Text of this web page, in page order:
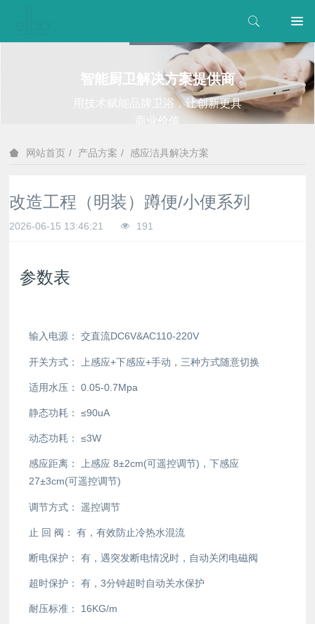
智能厨卫解决方案提供商
用技术赋能品牌卫浴，让创新更具
商业价值
网站首页 产品方案 感应洁具解决方案
改造工程（明装）蹲便/小便系列
2026-06-15 13:46:21 191
参数表
输入电源： 交直流DC6V&AC110-220V
开关方式： 上感应+下感应+手动，三种方式随意切换
适用水压： 0.05-0.7Mpa
静态功耗： ≤90uA
动态功耗： ≤3W
感应距离：
上感应 8±2cm(可遥控调节)，下感应
27±3cm(可遥控调节)
调节方式： 遥控调节
止 回 阀： 有，有效防止冷热水混流
断电保护： 有，遇突发断电情况时，自动关闭电磁阀
超时保护： 有，3分钟超时自动关水保护
耐压标准： 16KG/m